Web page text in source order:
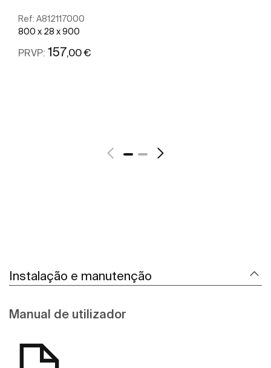
Ref: A812117000
800 x 28 x 900
PRVP: 157 ,00 €
Instalação e manutenção
Manual de utilizador